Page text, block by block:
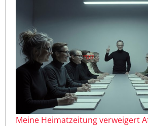
Meine Heimatzeitung verweigert